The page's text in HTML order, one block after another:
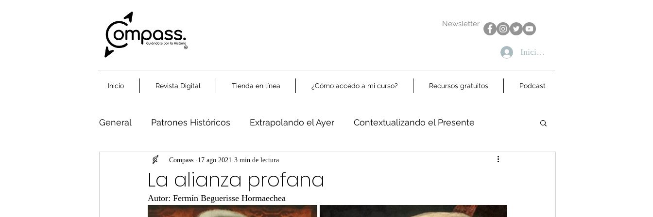
Newsletter
Iniciar sesión
Inicio Revista Digital Tienda en línea ¿Cómo accedo a mi curso? Recursos gratuitos Podcast
General Patrones Históricos Extrapolando el Ayer Contextualizando el Presente
Humanidad Común Libre Análisis
La alianza profana
Compass. 17 ago 2021 3 min de lectura
Autor: Fermín Beguerisse Hormaechea